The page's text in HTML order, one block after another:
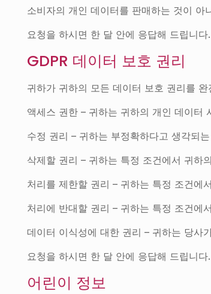
소비자의 개인 데이터를 판매하는 것이
요청을 하시면 한 달 안에 응답해 드립니
GDPR 데이터 보호 권리
귀하가 귀하의 모든 데이터 보호 권리를
액세스 권한 – 귀하는 귀하의 개인 데이터
수정 권리 – 귀하는 부정확하다고 생각되
삭제할 권리 – 귀하는 특정 조건에서 귀하
처리를 제한할 권리 – 귀하는 특정 조건에
처리에 반대할 권리 – 귀하는 특정 조건에
데이터 이식성에 대한 권리 – 귀하는 당사
요청을 하시면 한 달 안에 응답해 드립니
어린이 정보